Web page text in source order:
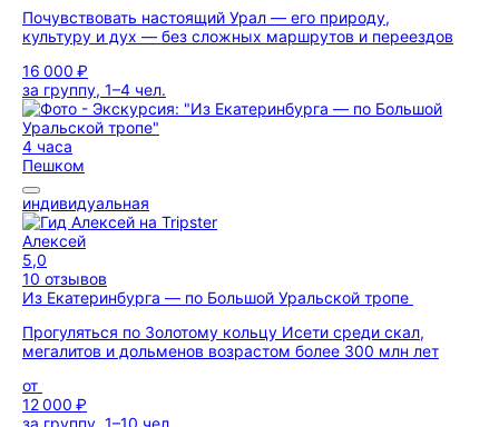
Почувствовать настоящий Урал — его природу,
культуру и дух — без сложных маршрутов и переездов
16 000 ₽
за группу, 1–4 чел.
4 часа
Пешком
индивидуальная
Алексей
5,0
10 отзывов
Из Екатеринбурга — по Большой Уральской тропе
Прогуляться по Золотому кольцу Исети среди скал,
мегалитов и дольменов возрастом более 300 млн лет
от
12 000 ₽
за группу, 1–10 чел.